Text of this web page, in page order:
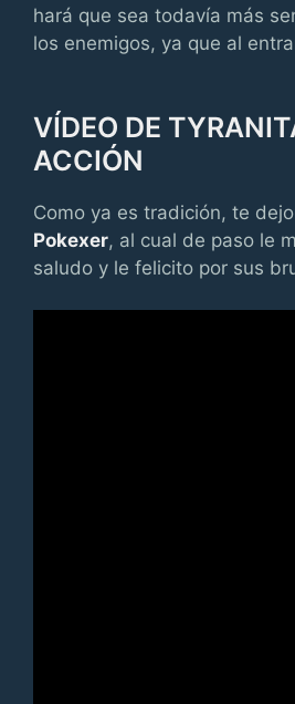
hará que sea todavía más
los enemigos, ya que al
VÍDEO DE
ACCIÓN
Como ya es tradición, te
Pokexer, al cual de paso le
saludo y le felicito por sus